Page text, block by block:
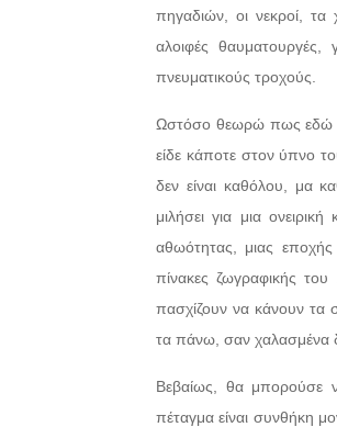
πηγαδιών, οι νεκροί, τα
αλοιφές
πνευματικούς τροχούς.
Ωστόσο θεωρώ πως εδώ
είδε κάποτε στον ύπνο
δεν είναι καθόλου, μα
μιλήσει για μια
αθωότητας, μιας
πίνακες ζωγραφικής
πασχίζουν να κάνουν τα
τα πάνω, σαν χαλασμένα
Βεβαίως, θα μπορούσε
πέταγμα είναι συνθήκη